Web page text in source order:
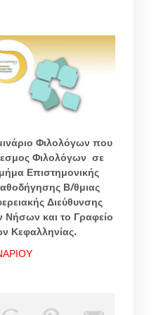
Φιλολόγων που
Φιλολόγων σε
Επιστημονικής
Β/θμιας
Διεύθυνσης
Νήσων και το Γραφείο
Κεφαλληνίας.